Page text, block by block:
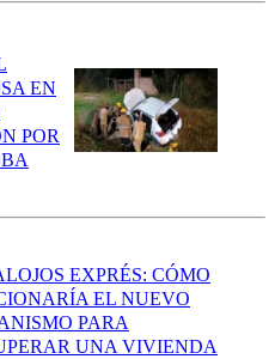
EN
POR
EXPRÉS: CÓMO
EL NUEVO
PARA
UNA VIVIENDA